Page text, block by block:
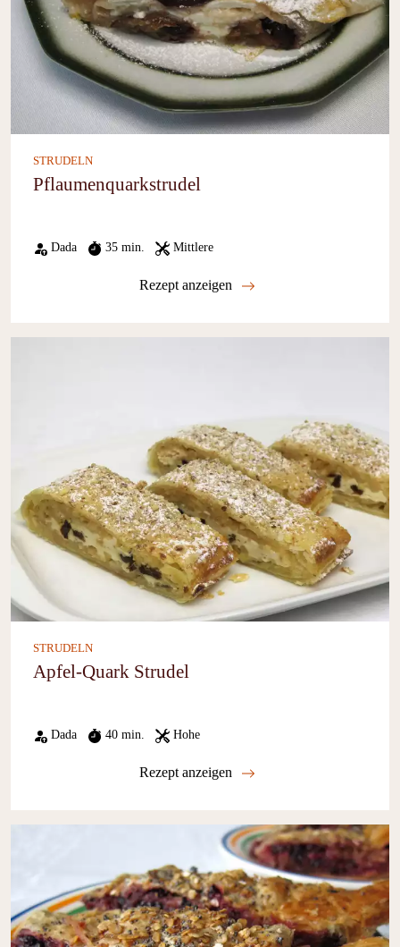
STRUDELN
Pflaumenquarkstrudel
Dada 35 min. Mittlere
Rezept anzeigen
STRUDELN
Apfel-Quark Strudel
Dada 40 min. Hohe
Rezept anzeigen